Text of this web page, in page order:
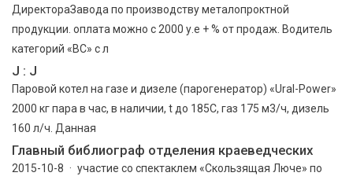
ДиректораЗавода по производству металопроктной
продукции. оплата можно с 2000 у.е + % от продаж. Водитель
категорий «ВС» с л
J : J
Паровой котел на газе и дизеле (парогенератор) «Ural-Power»
2000 кг пара в час, в наличии, t до 185С, газ 175 м3/ч, дизель
160 л/ч. Данная
Главный библиограф отделения краеведческих
2015-10-8 · участие со спектаклем «Скользящая Люче» по